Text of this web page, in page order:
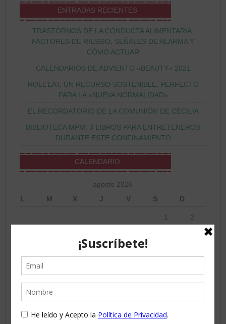
ENTRADAS RECIENTES
TRASTORNOS DE LA CONDUCTA ALIMENTARIA:
FACTORES DE RIESGO, SEÑALES DE ALARMA Y
CÓMO ACTUAR
CALENDARIOS DE ADVIENTO «BEAUTY» 2021
ROLL’EAT, UN RECURSO SOSTENIBLE, PERFECTO
PARA LA «NUEVA NORMALIDAD»
EL RECORDATORIO DE LA COMUNIÓN DE CECILIA
BIBLIOTECA MPM: 3 LIBROS PARA ENTRETENEROS
DURANTE ESTE CONFINAMIENTO
CALENDARIO
agosto 2026
L
M X J V S D
1 2
5
10 11 12 13 14 15 16
24 25 26 27 28 29 30